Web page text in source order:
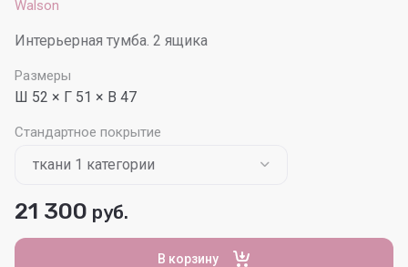
Walson
Интерьерная тумба. 2 ящика
Размеры
Ш 52 × Г 51 × В 47
Стандартное покрытие
21 300 руб.
В корзину